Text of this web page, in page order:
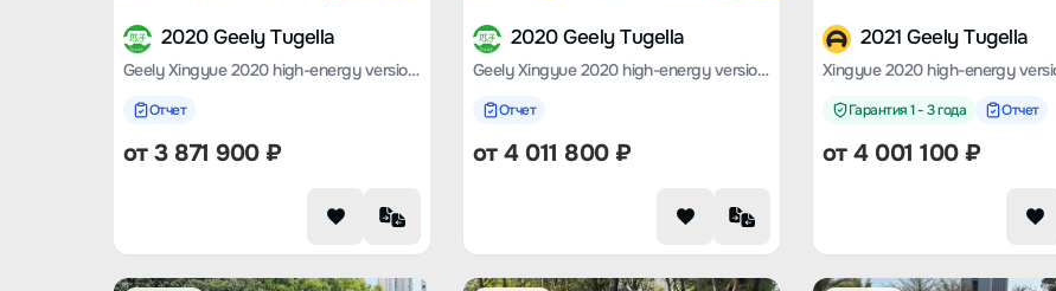
2020 Geely Tugella
Geely Xingyue 2020 high-energy version 350T Star Yuer
Отчет
от3 871 900₽
2020 Geely Tugella
Geely Xingyue 2020 high-energy version 350T Star Yuer AWD
Отчет
от4 011 800₽
2021 Geely Tugella
Гарантия 1 - 3 года Отчет
от4 001 100₽